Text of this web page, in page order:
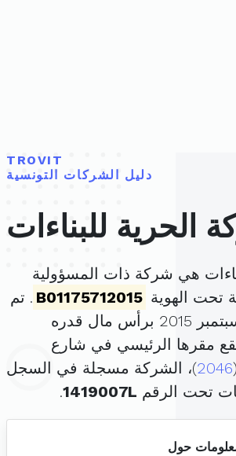
TROVIT
دليل الشركات التونسية
الحرية للبناءات
هي شركة ذات المسؤولية
تحت الهوية B01175712015 . تم
مقرها الرئيسي في شارع
2046)، الشركة مسجلة في السجل
تحت الرقم 1419007L
.
حول